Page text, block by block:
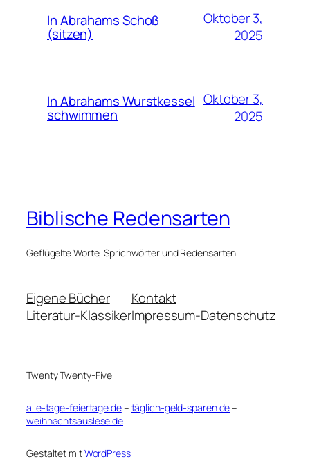
In Abrahams Schoß
(sitzen)
Oktober 3,
2025
In Abrahams Wurstkessel
schwimmen
Oktober 3,
2025
Biblische Redensarten
Geflügelte Worte, Sprichwörter und Redensarten
Eigene Bücher
Literatur-Klassiker
Kontakt
Impressum-Datenschutz
Twenty Twenty-Five
alle-tage-feiertage.de– täglich-geld-sparen.de–
weihnachtsauslese.de
Gestaltet mitWordPress